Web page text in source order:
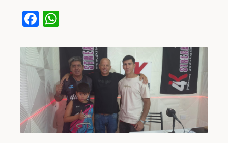
F
c
e
b
o
o
k
at
s
A
p
p